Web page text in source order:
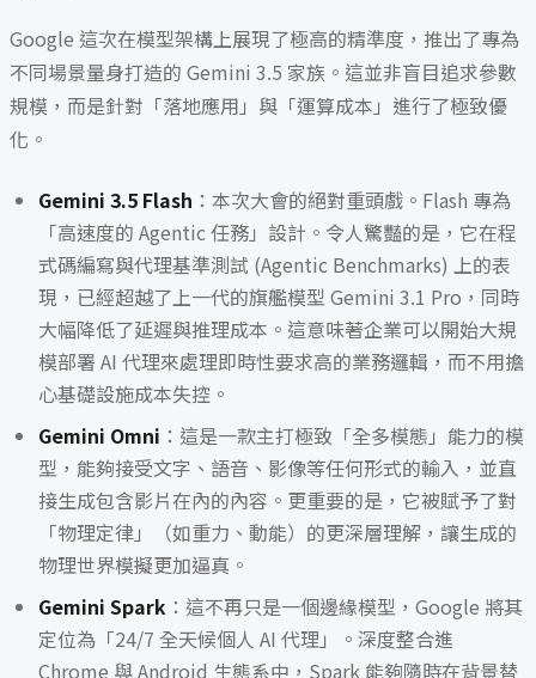
Google 這次在模型架構上展現了極高的精準度，推出了專為
不同場景量身打造的 Gemini 3.5 家族。這並非盲目追求參數
規模，而是針對「落地應用」與「運算成本」進行了極致優
化。
Gemini 3.5 Flash ：本次大會的絕對重頭戲。Flash 專為
「高速度的 Agentic 任務」設計。令人驚豔的是，它在程
式碼編寫與代理基準測試 (Agentic Benchmarks) 上的表
現，已經超越了上一代的旗艦模型 Gemini 3.1 Pro，同時
大幅降低了延遲與推理成本。這意味著企業可以開始大規
模部署 AI 代理來處理即時性要求高的業務邏輯，而不用擔
心基礎設施成本失控。
Gemini Omni ：這是一款主打極致「全多模態」能力的模
型，能夠接受文字、語音、影像等任何形式的輸入，並直
接生成包含影片在內的內容。更重要的是，它被賦予了對
「物理定律」（如重力、動能）的更深層理解，讓生成的
物理世界模擬更加逼真。
Gemini Spark ：這不再只是一個邊緣模型，Google 將其
定位為「24/7 全天候個人 AI 代理」。深度整合進
Chrome 與 Android 生態系中，Spark 能夠隨時在背景替